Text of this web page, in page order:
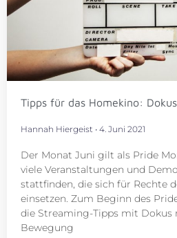
Tipps für das Homekino:
Hannah Hiergeist 4. Juni 2021
Der Monat Juni gilt als Pride
viele Veranstaltungen und
stattfinden, die sich für Rechte
einsetzen. Zum Beginn des
die Streaming-Tipps mit Dokus
Bewegung